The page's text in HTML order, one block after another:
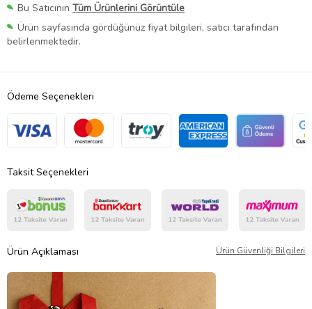
Bu Satıcının Tüm Ürünlerini Görüntüle
Ürün sayfasında gördüğünüz fiyat bilgileri, satıcı tarafından
belirlenmektedir.
Ödeme Seçenekleri
Taksit Seçenekleri
Ürün Açıklaması Ürün Güvenliği Bilgileri